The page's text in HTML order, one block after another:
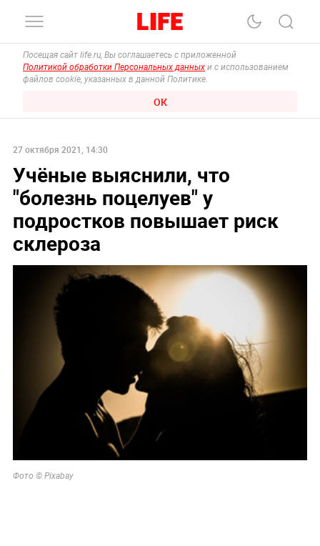
Посещая сайт life.ru, Вы соглашаетесь с приложенной
Политикой обработки Персональных данных и с использованием
файлов cookie, указанных в данной Политике.
ОК
27 октября 2021, 14:30
Учёные выяснили, что
"болезнь поцелуев" у
подростков повышает риск
склероза
Фото © Pixabay